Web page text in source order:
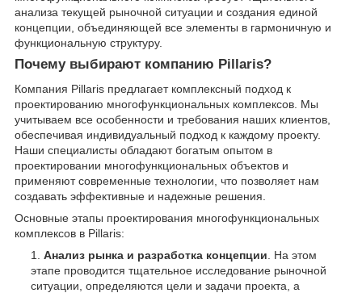
анализа текущей рыночной ситуации и создания единой
концепции, объединяющей все элементы в гармоничную и
функциональную структуру.
Почему выбирают компанию Pillaris?
Компания Pillaris предлагает комплексный подход к
проектированию многофункциональных комплексов. Мы
учитываем все особенности и требования наших клиентов,
обеспечивая индивидуальный подход к каждому проекту.
Наши специалисты обладают богатым опытом в
проектировании многофункциональных объектов и
применяют современные технологии, что позволяет нам
создавать эффективные и надежные решения.
Основные этапы проектирования многофункциональных
комплексов в Pillaris:
Анализ рынка и разработка концепции . На этом
этапе проводится тщательное исследование рыночной
ситуации, определяются цели и задачи проекта, а